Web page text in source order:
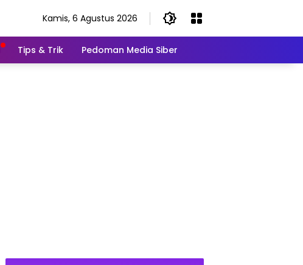
Kamis, 6 Agustus 2026
Tips & Trik Pedoman Media Siber